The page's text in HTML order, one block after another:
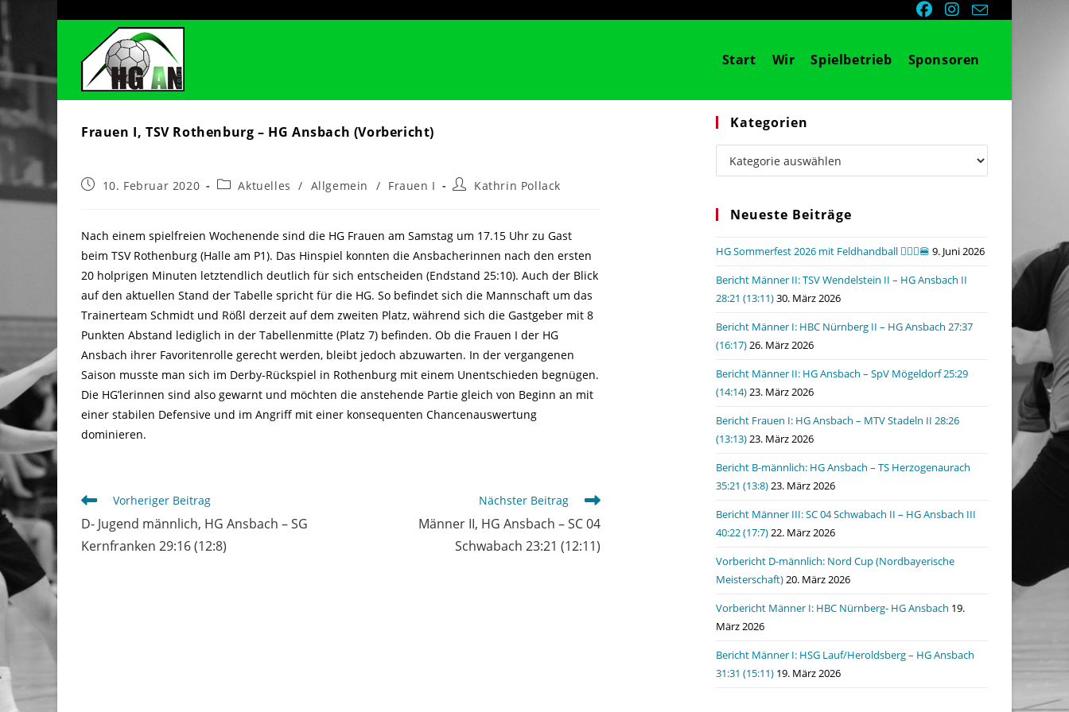
springen
Start Wir Spielbetrieb Sponsoren
Frauen I, TSV Rothenburg – HG Ansbach (Vorbericht)
Beitrag10. Februar 2020
Beitrags-
Aktuelles / Allgemein / Frauen I
Beitrags-
Kathrin Pollack
Nach einem spielfreien Wochenende sind die HG Frauen am Samstag um 17.15 Uhr zu Gast
beim TSV Rothenburg (Halle am P1). Das Hinspiel konnten die Ansbacherinnen nach den ersten
20 holprigen Minuten letztendlich deutlich für sich entscheiden (Endstand 25:10). Auch der Blick
auf den aktuellen Stand der Tabelle spricht für die HG. So befindet sich die Mannschaft um das
Trainerteam Schmidt und Rößl derzeit auf dem zweiten Platz, während sich die Gastgeber mit 8
Punkten Abstand lediglich in der Tabellenmitte (Platz 7) befinden. Ob die Frauen I der HG
Ansbach ihrer Favoritenrolle gerecht werden, bleibt jedoch abzuwarten. In der vergangenen
Saison musste man sich im Derby-Rückspiel in Rothenburg mit einem Unentschieden begnügen.
Die HG’lerinnen sind also gewarnt und möchten die anstehende Partie gleich von Beginn an mit
einer stabilen Defensive und im Angriff mit einer konsequenten Chancenauswertung
dominieren.
Weitere
Artikel
ansehen
Vorheriger Beitrag
D- Jugend männlich, HG Ansbach – SG
Kernfranken 29:16 (12:8)
Nächster Beitrag
Männer II, HG Ansbach – SC 04
Schwabach 23:21 (12:11)
Kategorien
Kategorien
Neueste Beiträge
HG Sommerfest 2026 mit Feldhandball 🤾🏼‍♂️🍔 9. Juni 2026
Bericht Männer II: TSV Wendelstein II – HG Ansbach II
28:21 (13:11)30. März 2026
Bericht Männer I: HBC Nürnberg II – HG Ansbach 27:37
(16:17)26. März 2026
Bericht Männer II: HG Ansbach – SpV Mögeldorf 25:29
(14:14)23. März 2026
Bericht Frauen I: HG Ansbach – MTV Stadeln II 28:26
(13:13)23. März 2026
Bericht B-männlich: HG Ansbach – TS Herzogenaurach
35:21 (13:8)23. März 2026
Bericht Männer III: SC 04 Schwabach II – HG Ansbach III
40:22 (17:7)22. März 2026
Vorbericht D-männlich: Nord Cup (Nordbayerische
Meisterschaft)20. März 2026
Vorbericht Männer I: HBC Nürnberg- HG Ansbach 19.
März 2026
Bericht Männer I: HSG Lauf/Heroldsberg – HG Ansbach
31:31 (15:11) 19. März 2026